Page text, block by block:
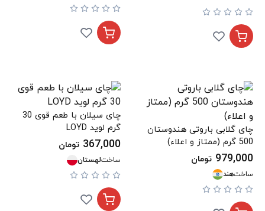
چای گلابی باروتی هندوستان
500 گرم (ممتاز و اعلاء)
979,000 تومان
ساختهند
چای سیلان با طعم قوی 30
گرم لوید LOYD
367,000 تومان
ساختلهستان